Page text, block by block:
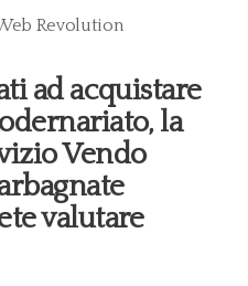
Revolution
ad acquistare
la
Vendo
valutare